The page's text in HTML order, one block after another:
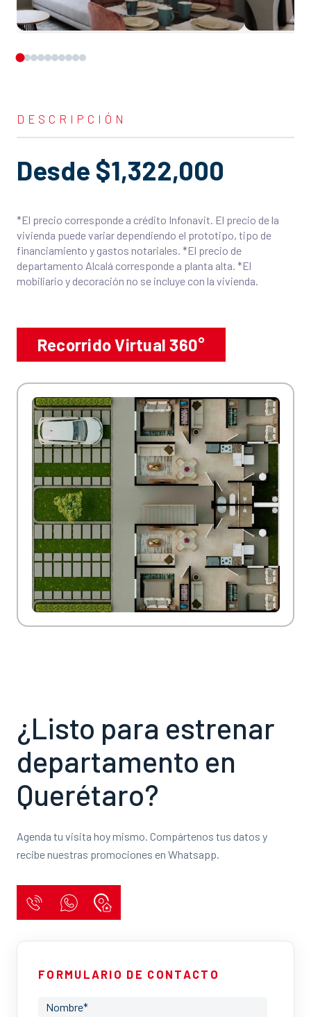
1 10
DESCRIPCIÓN
Desde $1,322,000
*El precio corresponde a crédito Infonavit. El precio de la
vivienda puede variar dependiendo el prototipo, tipo de
financiamiento y gastos notariales. *El precio de
departamento Alcalá corresponde a planta alta. *El
mobiliario y decoración no se incluye con la vivienda.
Recorrido Virtual 360°
¿Listo para estrenar
departamento en
Querétaro?
Agenda tu visita hoy mismo. Compártenos tus datos y
recibe nuestras promociones en Whatsapp.
FORMULARIO DE CONTACTO